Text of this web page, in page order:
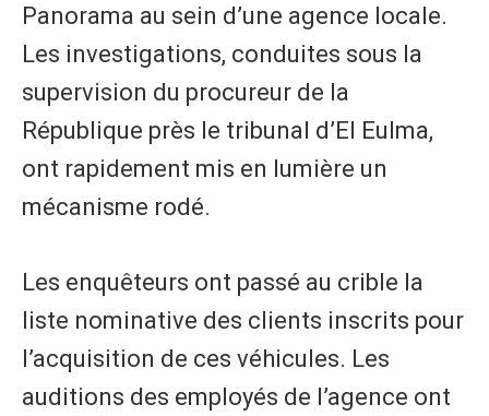
Panorama au sein d’une agence locale.
Les investigations, conduites sous la
supervision du procureur de la
République près le tribunal d’El Eulma,
ont rapidement mis en lumière un
mécanisme rodé.
Les enquêteurs ont passé au crible la
liste nominative des clients inscrits pour
l’acquisition de ces véhicules. Les
auditions des employés de l’agence ont